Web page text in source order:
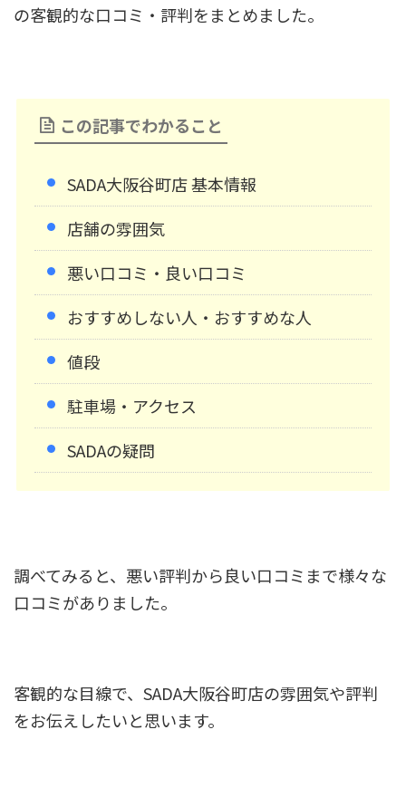
の客観的な口コミ・評判をまとめました。
この記事でわかること
SADA大阪谷町店 基本情報
店舗の雰囲気
悪い口コミ・良い口コミ
おすすめしない人・おすすめな人
値段
駐車場・アクセス
SADAの疑問
調べてみると、悪い評判から良い口コミまで様々な
口コミがありました。
客観的な目線で、SADA大阪谷町店の雰囲気や評判
をお伝えしたいと思います。